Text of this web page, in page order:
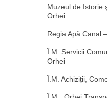
Muzeul de Istorie
Orhei
Regia Apă Canal
Î.M. Servicii
Orhei
Î.M. Achiziții,